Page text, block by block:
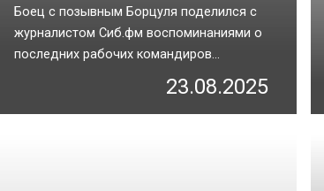
Боец с позывным Борцуля поделился с
журналистом Сиб.фм воспоминаниями о
последних рабочих командиров...
23.08.2025